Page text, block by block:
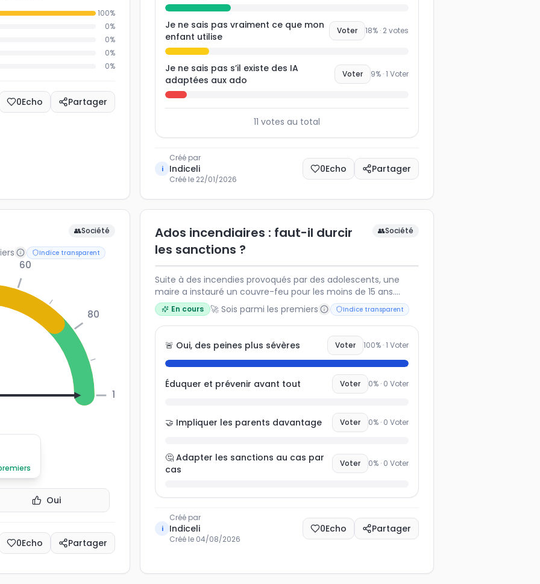
100%
0%
0%
0%
0%
0Echo Partager
Je ne sais pas vraiment ce que mon
enfant utilise
Voter 18% · 2votes
Je ne sais pas s’il existe des IA
adaptées aux ado
Voter 9% ·1 Voter
11 votes au total
i
Créé par
Indiceli
Créé le 22/01/2026
0Echo Partager
👥Société
Indice transparent
60
80
100
Oui
0Echo Partager
Ados incendiaires : faut-il durcir
les sanctions ?
👥Société
Suite à des incendies provoqués par des adolescents, une
maire a instauré un couvre-feu pour les moins de 15 ans.
Faut-il aller plus loin ou adopter d'autres approches pour
prévenir ces actes et responsabiliser les jeunes ?
En cours 🚀 Sois parmi les premiers Indice transparent
🚨 Oui, des peines plus sévères Voter 100% ·1 Voter
Éduquer et prévenir avant tout Voter 0% · 0 Voter
🤝 Impliquer les parents davantage Voter 0% · 0 Voter
🤔 Adapter les sanctions au cas par
cas
Voter 0% · 0 Voter
i
Créé par
Indiceli
Créé le 04/08/2026
0Echo Partager